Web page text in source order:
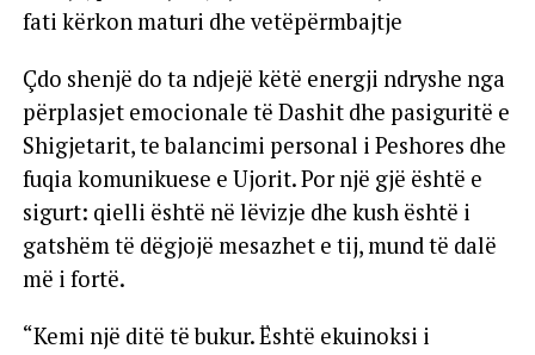
të reja, për të tjera, një moment i ndjeshëm ku
Çdo shenjë do ta ndjejë këtë energji ndryshe nga
përplasjet emocionale të Dashit dhe pasiguritë e
Shigjetarit, te balancimi personal i Peshores dhe
fuqia komunikuese e Ujorit. Por një gjë është e
sigurt: qielli është në lëvizje dhe kush është i
gatshëm të dëgjojë mesazhet e tij, mund të dalë